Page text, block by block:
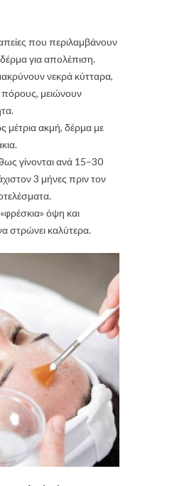
που περιλαμβάνουν
για απολέπιση.
νεκρά κύτταρα,
μειώνουν
μέτρια ακμή, δέρμα με
γίνονται ανά 15–30
3 μήνες πριν τον
όψη και
στρώνει καλύτερα.